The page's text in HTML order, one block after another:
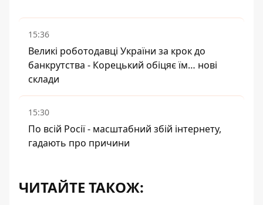
15:36
Великі роботодавці України за крок до
банкрутства - Корецький обіцяє їм… нові
склади
15:30
По всій Росії - масштабний збій інтернету,
гадають про причини
ЧИТАЙТЕ ТАКОЖ: